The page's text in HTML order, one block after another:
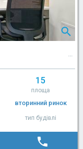
15
площа
вторинний ринок
тип будівлі